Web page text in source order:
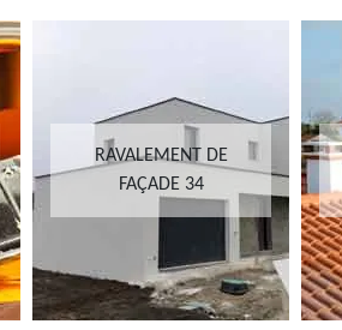
RAVALEMENT DE
FAÇADE 34